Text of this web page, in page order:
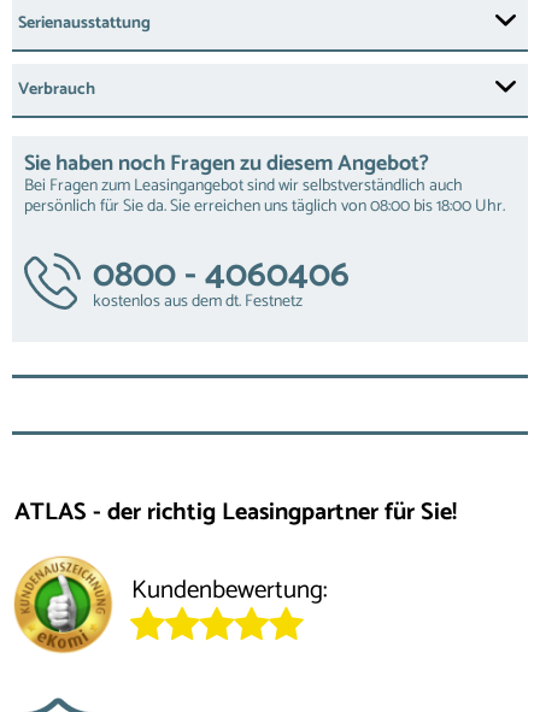
Serienausstattung
Verbrauch
Sie haben noch Fragen zu diesem Angebot?
Bei Fragen zum Leasingangebot sind wir selbstverständlich auch
persönlich für Sie da. Sie erreichen uns täglich von 08:00 bis 18:00 Uhr.
0800 - 4060406
kostenlos aus dem dt. Festnetz
ATLAS - der richtig Leasingpartner für Sie!
Kundenbewertung: